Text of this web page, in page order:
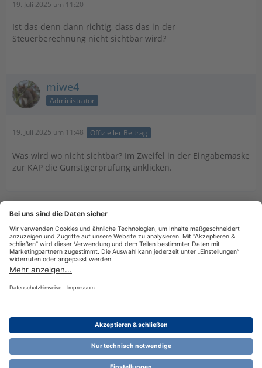
19. Juli 2025 um 11:20
Ist das denn dann richtig, dass das in der
Steuerberechnung nicht sichtbar wird?
miwe4
Administrator
19. Juli 2025 um 11:48 Offizieller Beitrag
Was wird wo nicht sichtbar? Im Zweifel in der Eingabemaske
zur KAP die Günstigerprüfung anklicken.
Tags
Freistellungsauftrag
Nutzungsbestimmungen Cookie-Einstellungen